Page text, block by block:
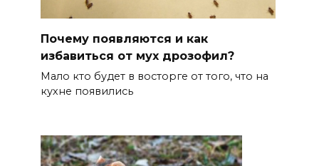
Почему появляются и как
избавиться от мух дрозофил?
Мало кто будет в восторге от того, что на
кухне появились